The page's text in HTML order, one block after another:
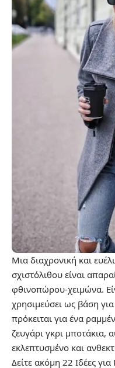
Μια διαχρονική και
σχιστόλιθου είναι
φθινοπώρου-χειμώνα.
χρησιμεύσει ως βάση
πρόκειται για ένα
ζευγάρι γκρι μποτάκια,
εκλεπτυσμένο και
Δείτε ακόμη 22 Ιδέες